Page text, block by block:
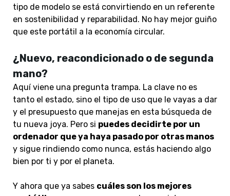
tipo de modelo se está convirtiendo en un referente
en sostenibilidad y reparabilidad. No hay mejor guiño
que este portátil a la economía circular.
¿Nuevo, reacondicionado o de segunda
mano?
Aquí viene una pregunta trampa. La clave no es
tanto el estado, sino el tipo de uso que le vayas a dar
y el presupuesto que manejas en esta búsqueda de
tu nueva joya. Pero si puedes decidirte por un
ordenador que ya haya pasado por otras manos
y sigue rindiendo como nunca, estás haciendo algo
bien por ti y por el planeta.
Y ahora que ya sabes cuáles son los mejores